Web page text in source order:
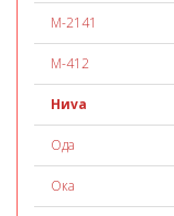
М-2141
М-412
Ниvа
Ода
Ока